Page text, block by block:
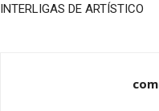
INTERLIGAS DE ARTÍSTICO